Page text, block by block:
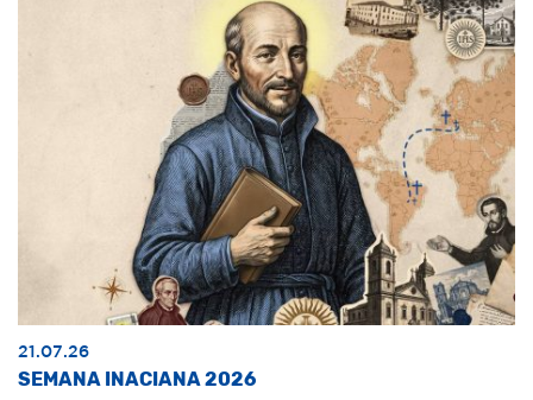
21.07.26
SEMANA INACIANA 2026